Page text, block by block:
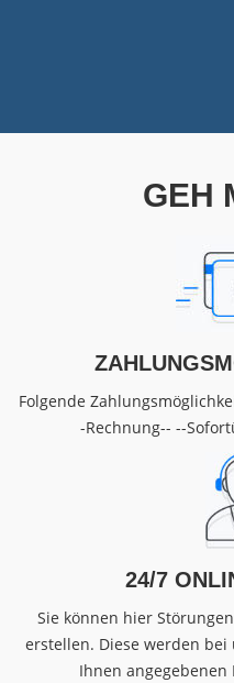
GEH
Folgende
-Rechnung-- --
24/7
Sie können hier
erstellen. Diese werden bei
Ihnen